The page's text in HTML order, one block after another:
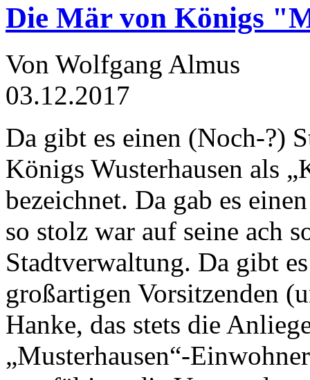
Die Mär von Königs
Von Wolfgang Almus
03.12.2017
Da gibt es einen (Noch-?)
Königs Wusterhausen als
bezeichnet. Da gab es
so stolz war auf seine ach
Stadtverwaltung. Da gibt
großartigen Vorsitzenden
Hanke, das stets die
„Musterhausen“-